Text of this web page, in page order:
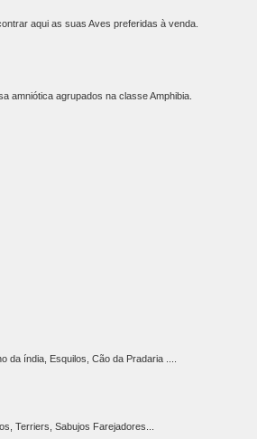
aqui as suas Aves preferidas à venda.
amniótica agrupados na classe Amphibia.
da índia, Esquilos, Cão da Pradaria ....
Terriers, Sabujos Farejadores...